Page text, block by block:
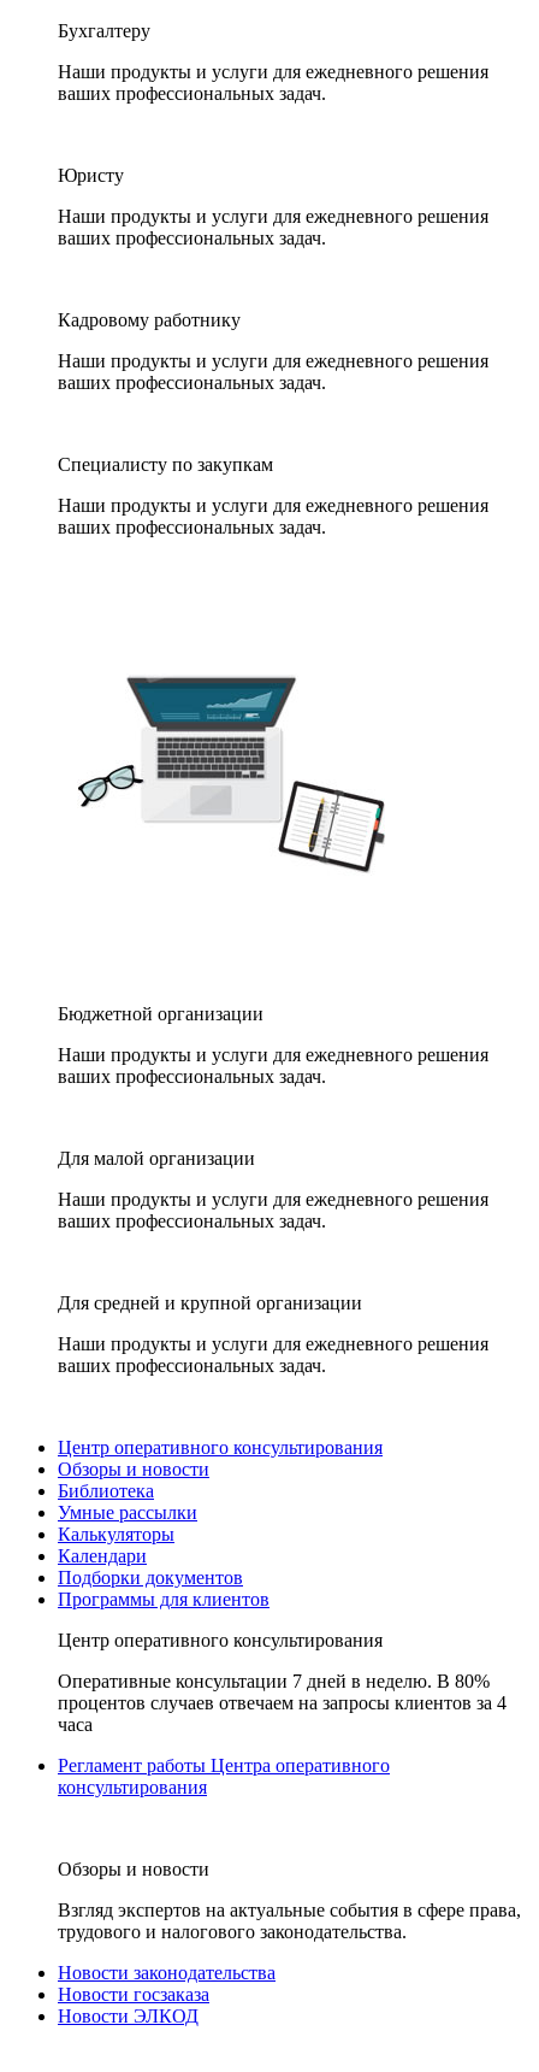
Бухгалтеру
Наши продукты и услуги для ежедневного решения
ваших профессиональных задач.
Юристу
Наши продукты и услуги для ежедневного решения
ваших профессиональных задач.
Кадровому работнику
Наши продукты и услуги для ежедневного решения
ваших профессиональных задач.
Специалисту по закупкам
Наши продукты и услуги для ежедневного решения
ваших профессиональных задач.
Бюджетной организации
Наши продукты и услуги для ежедневного решения
ваших профессиональных задач.
Для малой организации
Наши продукты и услуги для ежедневного решения
ваших профессиональных задач.
Для средней и крупной организации
Наши продукты и услуги для ежедневного решения
ваших профессиональных задач.
Центр оперативного консультирования
Обзоры и новости
Библиотека
Умные рассылки
Калькуляторы
Календари
Подборки документов
Программы для клиентов
Центр оперативного консультирования
Оперативные консультации 7 дней в неделю. В 80%
процентов случаев отвечаем на запросы клиентов за 4
часа
Регламент работы Центра оперативного
консультирования
Обзоры и новости
Взгляд экспертов на актуальные события в сфере права,
трудового и налогового законодательства.
Новости законодательства
Новости госзаказа
Новости ЭЛКОД